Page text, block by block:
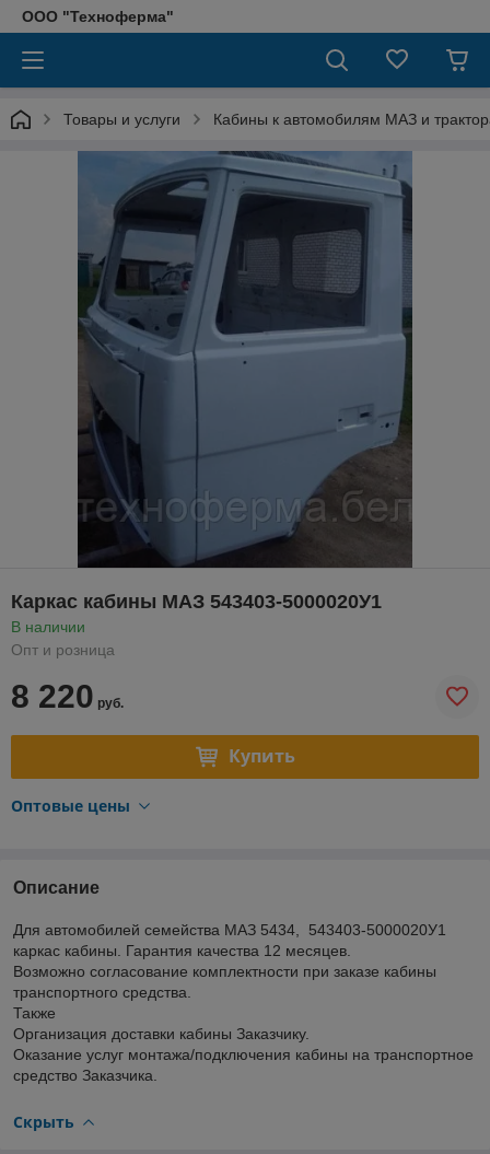
ООО "Техноферма"
Товары и услуги Кабины к автомобилям МАЗ и
Каркас кабины МАЗ 543403-5000020У1
В наличии
Опт и розница
8 220 руб.
Купить
Оптовые цены
Описание
Для автомобилей семейства МАЗ 5434, 543403-5000020У1
каркас кабины. Гарантия качества 12 месяцев.
Возможно согласование комплектности при заказе кабины
транспортного средства.
Также
Организация доставки кабины Заказчику.
Оказание услуг монтажа/подключения кабины на транспортное
средство Заказчика.
Скрыть